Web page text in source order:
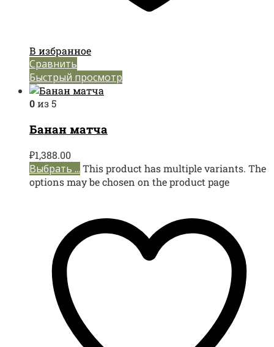
В избранное
Сравнить
Быстрый просмотр
0из 5
Банан матча
₽1,388.00
Выбрать ... This product has multiple variants. The
options may be chosen on the product page